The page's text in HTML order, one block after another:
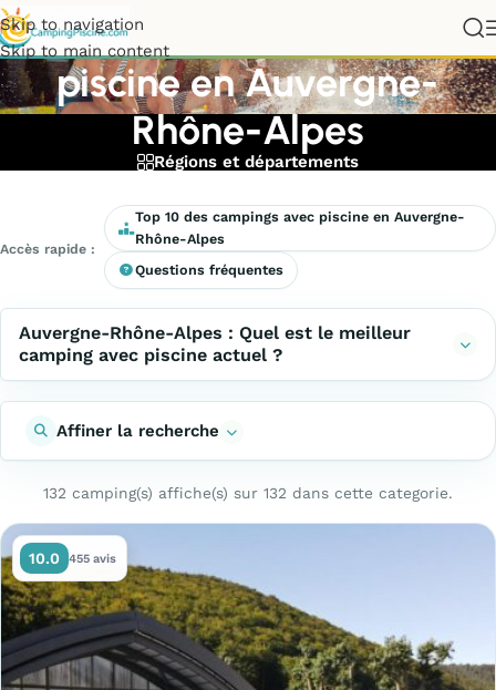
Skip to navigation
Skip to main content
Meilleurs campings avec
piscine en Auvergne-
Rhône-Alpes
Régions et départements
Accès rapide :
Top 10 des campings avec piscine en Auvergne-
Rhône-Alpes
Questions fréquentes
Auvergne-Rhône-Alpes : Quel est le meilleur
camping avec piscine actuel ?
Affiner la recherche
132 camping(s) affiche(s) sur 132 dans cette categorie.
10.0 455 avis